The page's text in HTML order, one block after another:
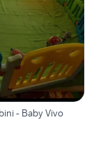
- Baby Vivo